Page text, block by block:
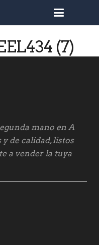
(7)
mano en A
de calidad, listos
a vender la tuya